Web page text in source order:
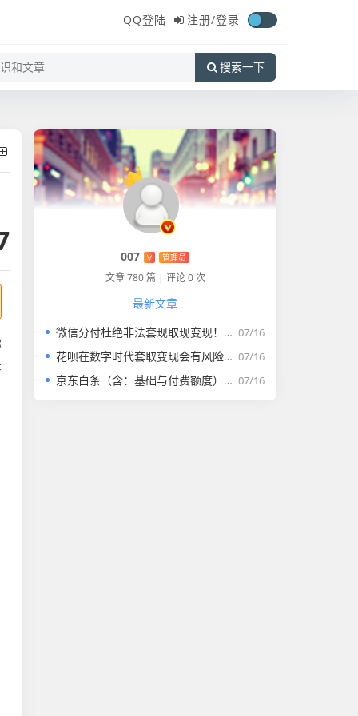
QQ登陆 注册/登录
搜索一下
007 V 管理员
文章 780 篇 | 评论 0 次
最新文章
07/16
微信分付杜绝非法套现取现变现！！！
07/16
花呗在数字时代套取变现会有风险吗？
07/16
京东白条（含：基础与付费额度）取套购物全套解析